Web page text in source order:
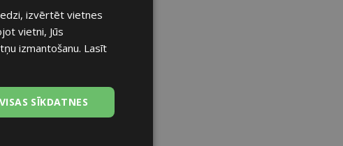
izvērtēt vietnes
vietni, Jūs
izmantošanu. Lasīt
SĪKDATNES